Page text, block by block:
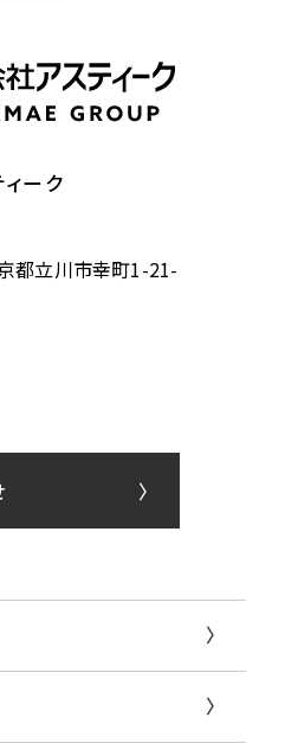
ィーク
都立川市幸町1-21-